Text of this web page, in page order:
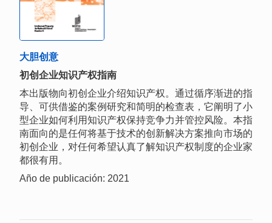
大胆创意
初创企业知识产权指南
本出版物向初创企业介绍知识产权。通过循序渐进的指
导、可供借鉴的案例研究和简明的检查表，它阐明了小
型企业如何利用知识产权保持竞争力并管控风险。本指
南面向的是任何将基于技术的创新解决方案推向市场的
初创企业，对任何希望认真了解知识产权制度的企业家
都很有用。
Año de publicación: 2021